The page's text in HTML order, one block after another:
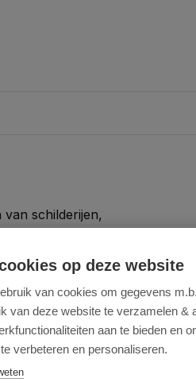
schilderijen,
worden
op deze website
van cookies om gegevens
van deze website te verzamelen &
aan te bieden en
verbeteren en personaliseren.